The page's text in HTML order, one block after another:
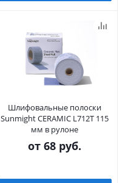
Шлифовальные полоски
Sunmight CERAMIC L712T 115
мм в рулоне
от 68 руб.